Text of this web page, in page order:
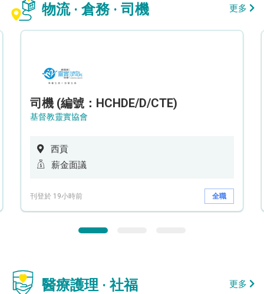
物流 · 倉務 · 司機 更多
司機 (編號：HCHDE/D/CTE)
基督教靈實協會
西貢
薪金面議
刊登於 19小時前 全職
醫療護理 · 社福 更多